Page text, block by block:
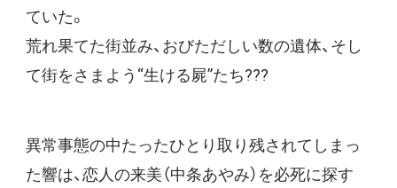
ていた。
荒れ果てた街並み、おびただしい数の遺体、そし
て街をさまよう“生ける屍”たち???
異常事態の中たったひとり取り残されてしまっ
た響は、恋人の来美（中条あやみ）を必死に探す